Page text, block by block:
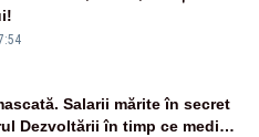
Salarii mărite în secret
Dezvoltării în timp ce medicii